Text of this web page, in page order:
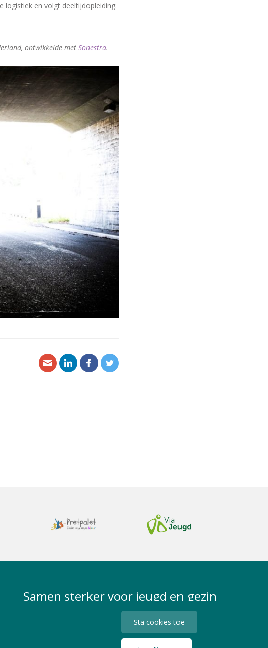
logistiek en volgt deeltijdopleiding.
ontwikkelde met Sonestra.
Samen sterker voor jeugd en gezin
Sta cookies toe